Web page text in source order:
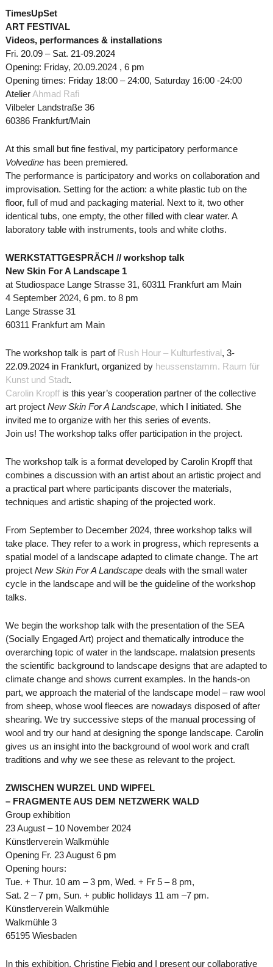
TimesUpSet
ART FESTIVAL
Videos, performances & installations
Fri. 20.09 – Sat. 21-09.2024
Opening: Friday, 20.09.2024 , 6 pm
Opening times: Friday 18:00 – 24:00, Saturday 16:00 -24:00
AtelierAhmad Rafi
Vilbeler Landstraße 36
60386 Frankfurt/Main
At this small but fine festival, my participatory performance
Volvedinehas been premiered.
The performance is participatory and works on collaboration and
improvisation. Setting for the action: a white plastic tub on the
floor, full of mud and packaging material. Next to it, two other
identical tubs, one empty, the other filled with clear water. A
laboratory table with instruments, tools and white cloths.
WERKSTATTGESPRÄCH // workshop talk
New Skin For A Landscape 1
at Studiospace Lange Strasse 31, 60311 Frankfurt am Main
4 September 2024, 6 pm. to 8 pm
Lange Strasse 31
60311 Frankfurt am Main
The workshop talk is part of Rush Hour – Kulturfestival, 3-
22.09.2024 in Frankfurt, organized by heussenstamm. Raum für
Kunst und Stadt.
Carolin Kropffis this year’s cooperation partner of the collective
art project New Skin For A Landscape, which I initiated. She
invited me to organize with her this series of events.
Join us! The workshop talks offer participation in the project.
The workshop talk is a format developed by Carolin Kropff that
combines a discussion with an artist about an artistic project and
a practical part where participants discover the materials,
techniques and artistic shaping of the projected work.
From September to December 2024, three workshop talks will
take place. They refer to a work in progress, which represents a
spatial model of a landscape adapted to climate change. The art
project New Skin For A Landscapedeals with the small water
cycle in the landscape and will be the guideline of the workshop
talks.
We begin the workshop talk with the presentation of the SEA
(Socially Engaged Art) project and thematically introduce the
overarching topic of water in the landscape. malatsion presents
the scientific background to landscape designs that are adapted to
climate change and shows current examples. In the hands-on
part, we approach the material of the landscape model – raw wool
from sheep, whose wool fleeces are nowadays disposed of after
shearing. We try successive steps of the manual processing of
wool and try our hand at designing the sponge landscape. Carolin
gives us an insight into the background of wool work and craft
traditions and why we see these as relevant to the project.
ZWISCHEN WURZEL UND WIPFEL
– FRAGMENTE AUS DEM NETZWERK WALD
Group exhibition
23 August – 10 November 2024
Künstlerverein Walkmühle
Opening Fr. 23 August 6 pm
Opening hours:
Tue. + Thur. 10 am – 3 pm, Wed. + Fr 5 – 8 pm,
Sat. 2 – 7 pm, Sun. + public hollidays 11 am –7 pm.
Künstlerverein Walkmühle
Walkmühle 3
65195 Wiesbaden
In this exhibition, Christine Fiebig and I present our collaborative